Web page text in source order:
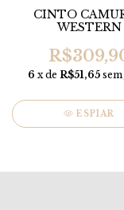
CINTO
WESTERN
6 x de R$51,65
ESPIAR